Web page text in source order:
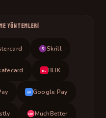
YÖNTEMLERI
S Skrill
BL BLIK
GP Google Pay
MB MuchBetter